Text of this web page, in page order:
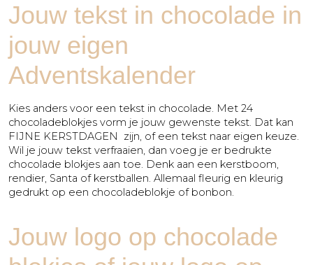
Jouw tekst in chocolade in
jouw eigen
Adventskalender
Kies anders voor een tekst in chocolade. Met 24
chocoladeblokjes vorm je jouw gewenste tekst. Dat kan
FIJNE KERSTDAGEN zijn, of een tekst naar eigen keuze.
Wil je jouw tekst verfraaien, dan voeg je er bedrukte
chocolade blokjes aan toe. Denk aan een kerstboom,
rendier, Santa of kerstballen. Allemaal fleurig en kleurig
gedrukt op een chocoladeblokje of bonbon.
Jouw logo op chocolade